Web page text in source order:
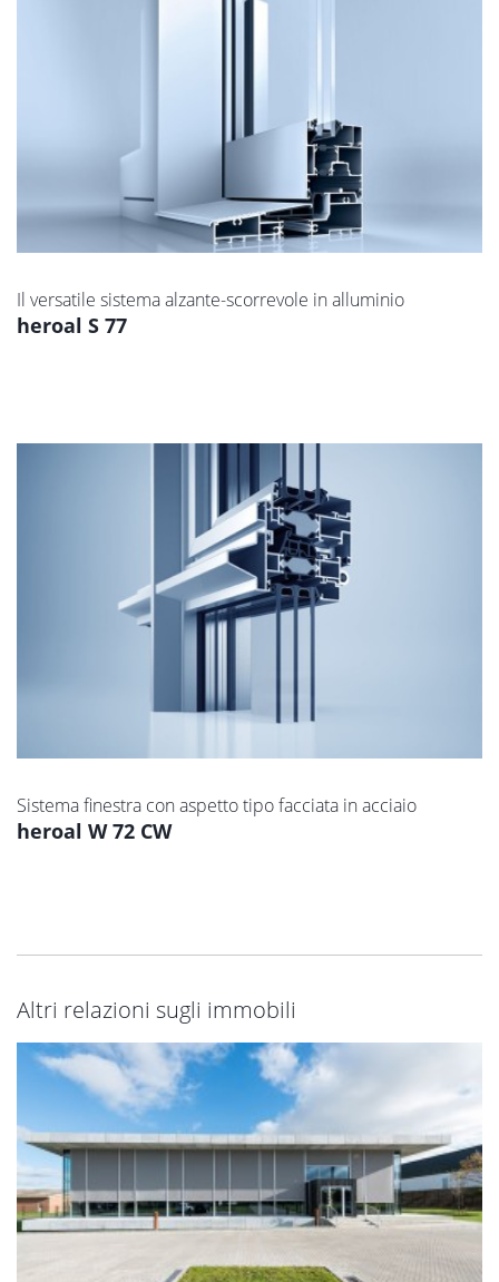
Il versatile sistema alzante-scorrevole in alluminio
heroal S 77
Sistema finestra con aspetto tipo facciata in acciaio
heroal W 72 CW
Altri relazioni sugli immobili